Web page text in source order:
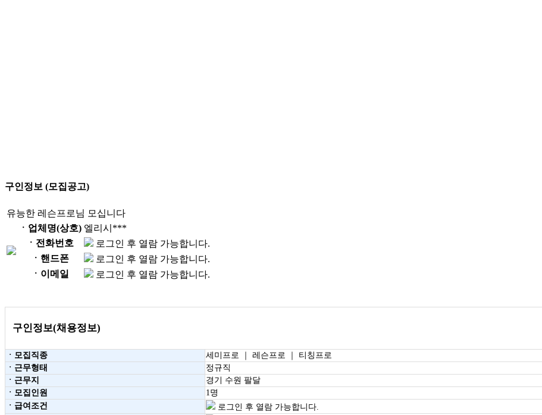
구인정보 (모집공고)
유능한 레슨프로님 모십니다
ㆍ업체명(상호) 엘리시***
ㆍ전화번호
로그인 후 열람 가능합니다.
ㆍ핸드폰
로그인 후 열람 가능합니다.
ㆍ이메일
로그인 후 열람 가능합니다.
구인정보(채용정보)
ㆍ모집직종
세미프로 ｜ 레슨프로 ｜ 티칭프로
ㆍ근무형태
정규직
ㆍ근무지
경기 수원 팔달
ㆍ모집인원
1명
ㆍ급여조건
로그인 후 열람 가능합니다.